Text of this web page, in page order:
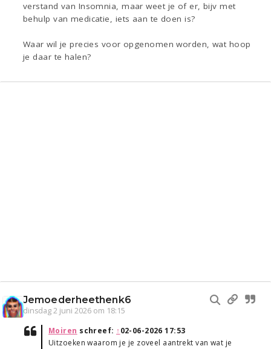
verstand van Insomnia, maar weet je of er, bijv met
behulp van medicatie, iets aan te doen is?
Waar wil je precies voor opgenomen worden, wat hoop
je daar te halen?
Jemoederheethenk6
dinsdag 2 juni 2026 om 18:15
Moiren schreef: ↑02-06-2026 17:53
Uitzoeken waarom je je zoveel aantrekt van wat je